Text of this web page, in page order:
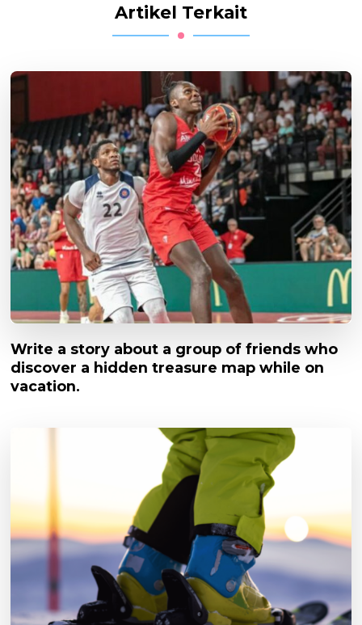
Artikel Terkait
Write a story about a group of friends who
discover a hidden treasure map while on
vacation.